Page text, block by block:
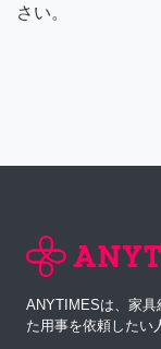
さい。
ANYTIMESは、家具
た用事を依頼したい